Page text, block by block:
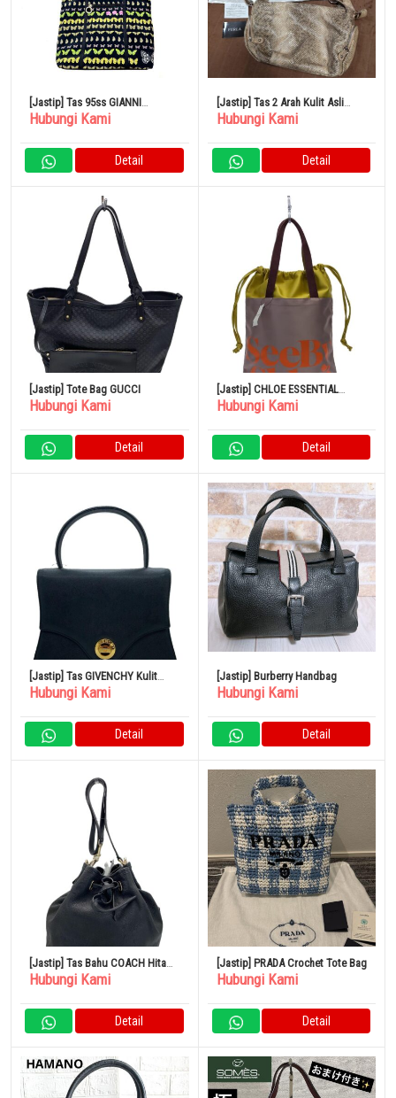
[Jastip] Tas 95ss GIANNI
VERSACE Butterfly
Hubungi Kami
Detail
[Jastip] Tas 2 Arah Kulit Asli
FURLA Pola Python Bahu Krem
Hubungi Kami
Detail
[Jastip] Tote Bag GUCCI
Hubungi Kami
Detail
[Jastip] CHLOE ESSENTIAL
Creamy Lilac Tote Bag Poliester
Hubungi Kami
Detail
[Jastip] Tas GIVENCHY Kulit
Hitam
Hubungi Kami
Detail
[Jastip] Burberry Handbag
Hubungi Kami
Detail
[Jastip] Tas Bahu COACH Hitam
CN683
Hubungi Kami
Detail
[Jastip] PRADA Crochet Tote Bag
Hubungi Kami
Detail